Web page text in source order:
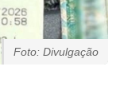
Foto: Divulgação